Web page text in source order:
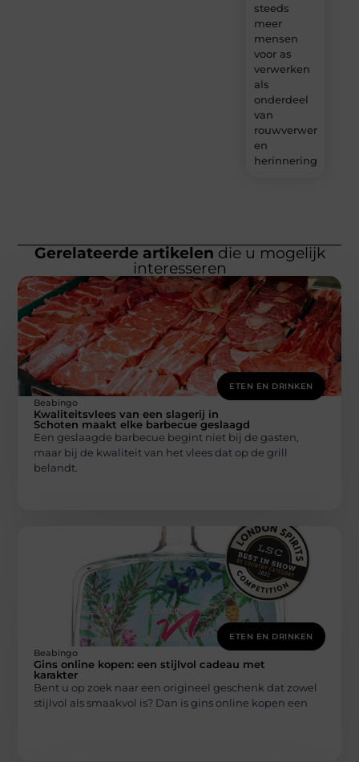
steeds
meer
mensen
voor as
verwerken
als
onderdeel
van
rouwverwerking
en
herinnering?
Gerelateerde artikelen die u mogelijk
interesseren
ETEN EN DRINKEN
Beabingo
Kwaliteitsvlees van een slagerij in
Schoten maakt elke barbecue geslaagd
Een geslaagde barbecue begint niet bij de gasten,
maar bij de kwaliteit van het vlees dat op de grill
belandt.
ETEN EN DRINKEN
Beabingo
Gins online kopen: een stijlvol cadeau met
karakter
Bent u op zoek naar een origineel geschenk dat zowel
stijlvol als smaakvol is? Dan is gins online kopen een